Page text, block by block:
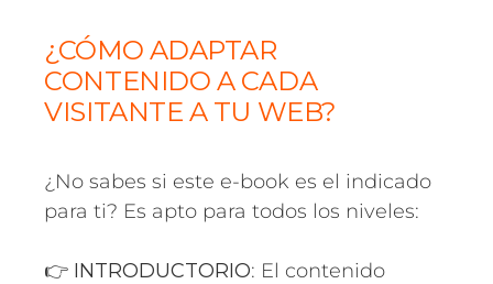
¿CÓMO ADAPTAR
CONTENIDO A CADA
VISITANTE A TU WEB?
¿No sabes si este e-book es el indicado
para ti? Es apto para todos los niveles:
👉 INTRODUCTORIO: El contenido